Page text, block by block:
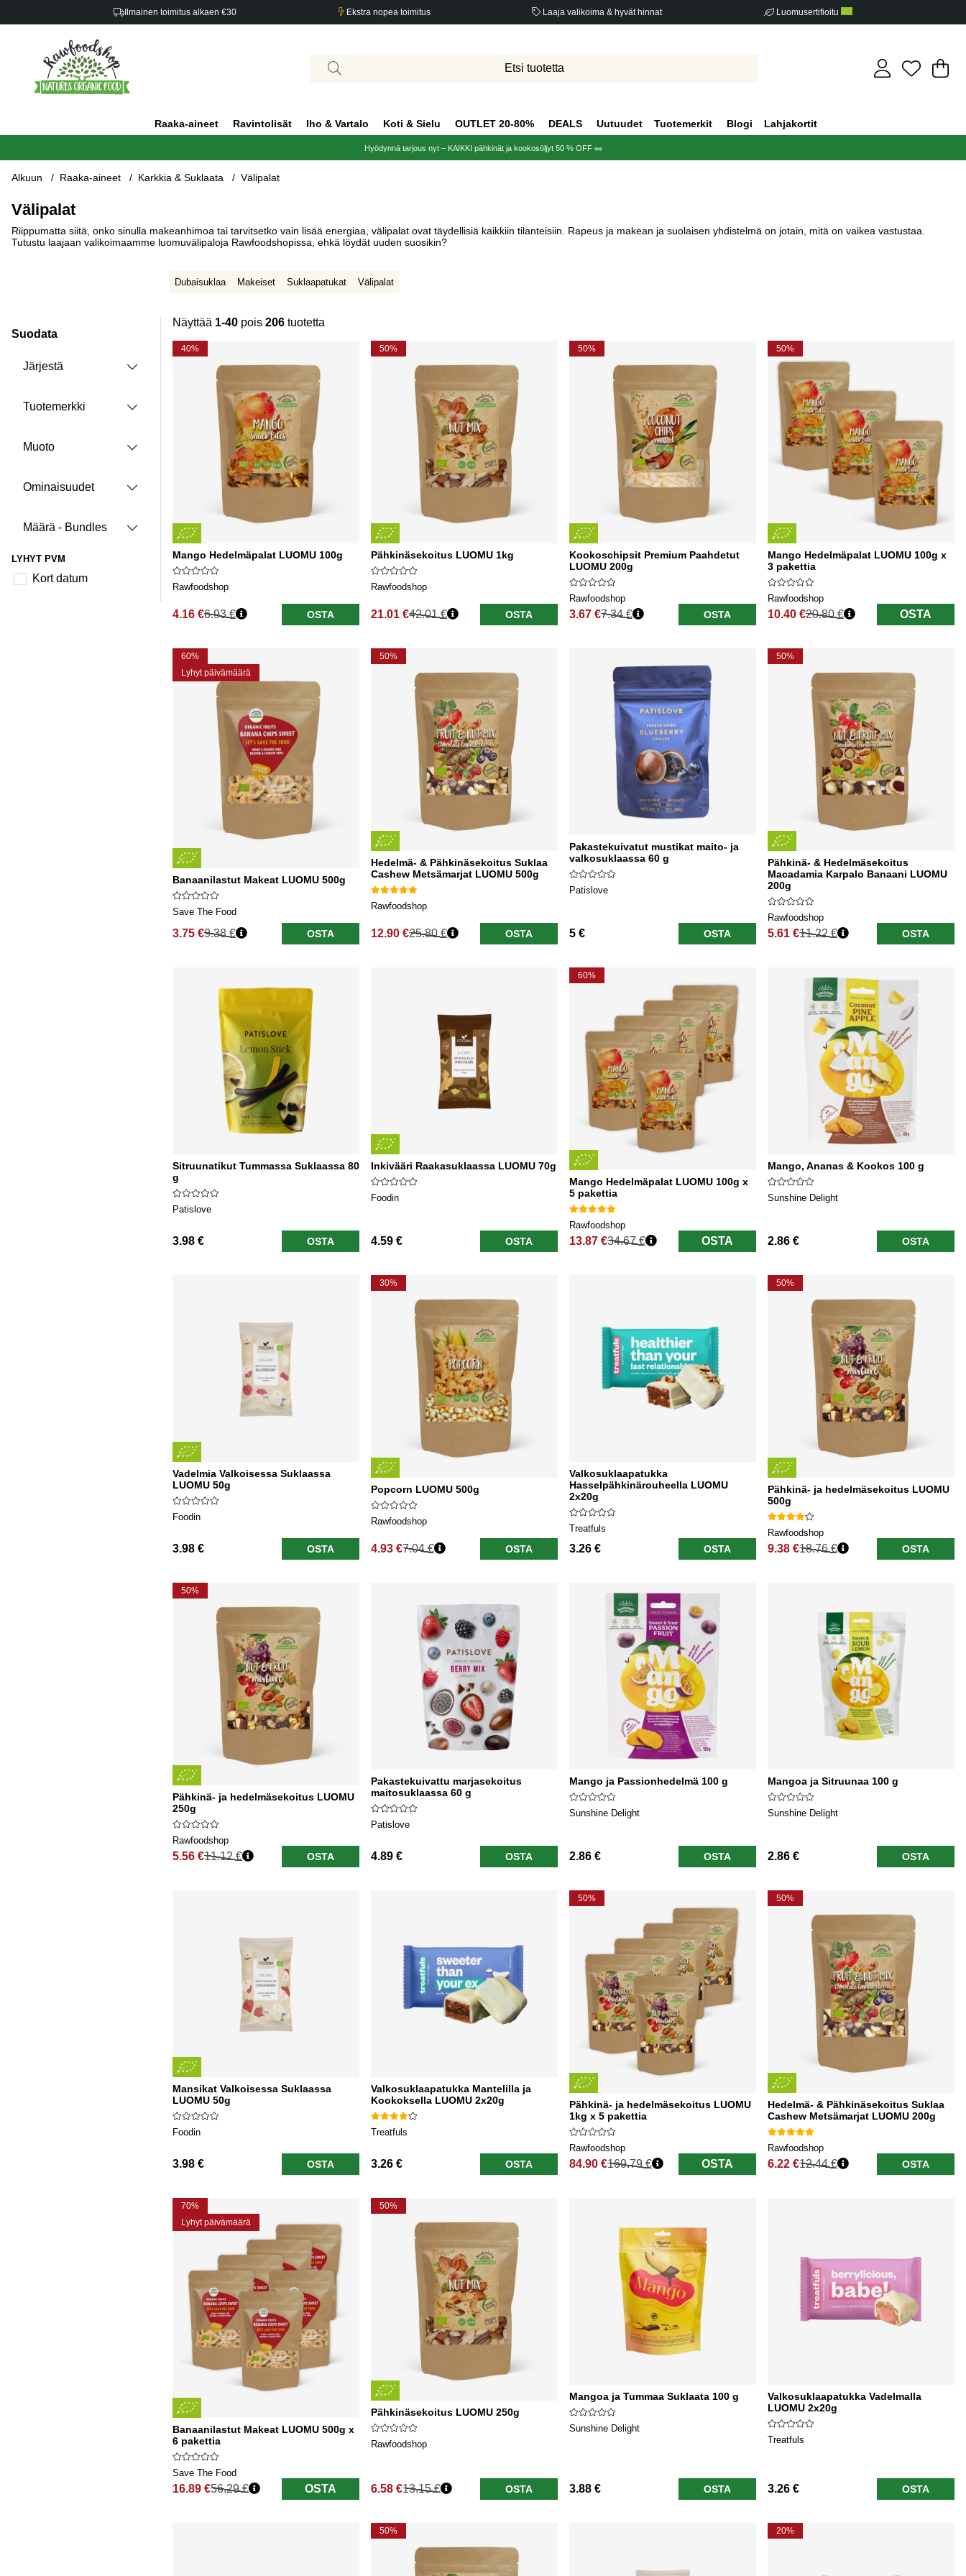
Ilmainen toimitus alkaen €30 Ekstra nopea toimitus Laaja valikoima & hyvät hinnat Luomusertifioitu
.
Raaka-aineet Ravintolisät Iho & Vartalo Koti & Sielu OUTLET 20-80% DEALS Uutuudet Tuotemerkit Blogi Lahjakortit
Hyödynnä tarjous nyt – KAIKKI pähkinät ja kookosöljyt 50 % OFF 🥜
Alkuun Raaka-aineet Karkkia & Suklaata Välipalat
Välipalat
Riippumatta siitä, onko sinulla makeanhimoa tai tarvitsetko vain lisää energiaa, välipalat ovat täydellisiä kaikkiin tilanteisiin. Rapeus ja makean ja suolaisen yhdistelmä on jotain, mitä on vaikea vastustaa.
Tutustu laajaan valikoimaamme luomuvälipaloja Rawfoodshopissa, ehkä löydät uuden suosikin?
Dubaisuklaa Makeiset Suklaapatukat Välipalat
Suodata
Järjestä
Tuotemerkki
Muoto
Ominaisuudet
Määrä - Bundles
LYHYT PVM
Kort datum
Näyttää 1-40 pois 206 tuotetta
Tuotteet
40%
Mango Hedelmäpalat LUOMU 100g
Rawfoodshop
4.16 €
Normaali hinta
6.93 € OSTA
50%
Pähkinäsekoitus LUOMU 1kg
Rawfoodshop
21.01 €
Normaali hinta
42.01 € OSTA
50%
Kookoschipsit Premium Paahdetut
LUOMU 200g
Rawfoodshop
3.67 €
Normaali hinta
7.34 € OSTA
50%
Mango Hedelmäpalat LUOMU 100g x
3 pakettia
Rawfoodshop
10.40 €
Normaali hinta
20.80 € OSTA
60%
Lyhyt päivämäärä
Banaanilastut Makeat LUOMU 500g
Save The Food
3.75 €
Normaali hinta
9.38 € OSTA
50%
Hedelmä- & Pähkinäsekoitus Suklaa
Cashew Metsämarjat LUOMU 500g
Rawfoodshop
12.90 €
Normaali hinta
25.80 € OSTA
Pakastekuivatut mustikat maito- ja
valkosuklaassa 60 g
Patislove
5 € OSTA
50%
Pähkinä- & Hedelmäsekoitus
Macadamia Karpalo Banaani LUOMU
200g
Rawfoodshop
5.61 €
Normaali hinta
11.22 € OSTA
Sitruunatikut Tummassa Suklaassa 80
g
Patislove
3.98 € OSTA
Inkivääri Raakasuklaassa LUOMU 70g
Foodin
4.59 € OSTA
60%
Mango Hedelmäpalat LUOMU 100g x
5 pakettia
Rawfoodshop
13.87 €
Normaali hinta
34.67 € OSTA
Mango, Ananas & Kookos 100 g
Sunshine Delight
2.86 € OSTA
Vadelmia Valkoisessa Suklaassa
LUOMU 50g
Foodin
3.98 € OSTA
30%
Popcorn LUOMU 500g
Rawfoodshop
4.93 €
Normaali hinta
7.04 € OSTA
Valkosuklaapatukka
Hasselpähkinärouheella LUOMU
2x20g
Treatfuls
3.26 € OSTA
50%
Pähkinä- ja hedelmäsekoitus LUOMU
500g
Rawfoodshop
9.38 €
Normaali hinta
18.76 € OSTA
50%
Pähkinä- ja hedelmäsekoitus LUOMU
250g
Rawfoodshop
5.56 €
Normaali hinta
11.12 € OSTA
Pakastekuivattu marjasekoitus
maitosuklaassa 60 g
Patislove
4.89 € OSTA
Mango ja Passionhedelmä 100 g
Sunshine Delight
2.86 € OSTA
Mangoa ja Sitruunaa 100 g
Sunshine Delight
2.86 € OSTA
Mansikat Valkoisessa Suklaassa
LUOMU 50g
Foodin
3.98 € OSTA
Valkosuklaapatukka Mantelilla ja
Kookoksella LUOMU 2x20g
Treatfuls
3.26 € OSTA
50%
Pähkinä- ja hedelmäsekoitus LUOMU
1kg x 5 pakettia
Rawfoodshop
84.90 €
Normaali hinta
169.79 € OSTA
50%
Hedelmä- & Pähkinäsekoitus Suklaa
Cashew Metsämarjat LUOMU 200g
Rawfoodshop
6.22 €
Normaali hinta
12.44 € OSTA
70%
Lyhyt päivämäärä
Banaanilastut Makeat LUOMU 500g x
6 pakettia
Save The Food
16.89 €
Normaali hinta
56.29 € OSTA
50%
Pähkinäsekoitus LUOMU 250g
Rawfoodshop
6.58 €
Normaali hinta
13.15 € OSTA
Mangoa ja Tummaa Suklaata 100 g
Sunshine Delight
3.88 € OSTA
Valkosuklaapatukka Vadelmalla
LUOMU 2x20g
Treatfuls
3.26 € OSTA
50% 20%